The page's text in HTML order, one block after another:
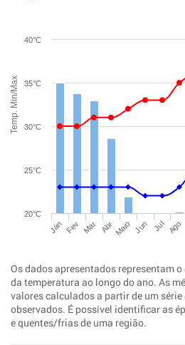
Temp. Min/Max
Jan Fev Mar Abr Maio Jun Jul Ago
20°C
25°C
30°C
35°C
40°C
Os dados apresentados representam
da temperatura ao longo do ano. As
valores calculados a partir de um série
observados. É possível identificar as
e quentes/frias de uma região.